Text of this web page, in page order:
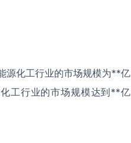
源化工行业的市场规模为**亿
工行业的市场规模达到**亿